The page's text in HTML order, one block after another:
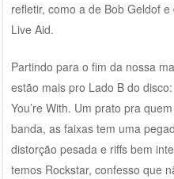
refletir, como a de Bob Geldof
Live Aid.
Partindo para o fim da nossa
estão mais pro Lado B do
You’re With. Um prato pra
banda, as faixas tem uma
distorção pesada e riffs bem
temos Rockstar, confesso que